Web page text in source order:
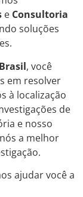
e Consultoria
soluções
, você
em resolver
à localização
de
e nosso
a melhor
ajudar você a